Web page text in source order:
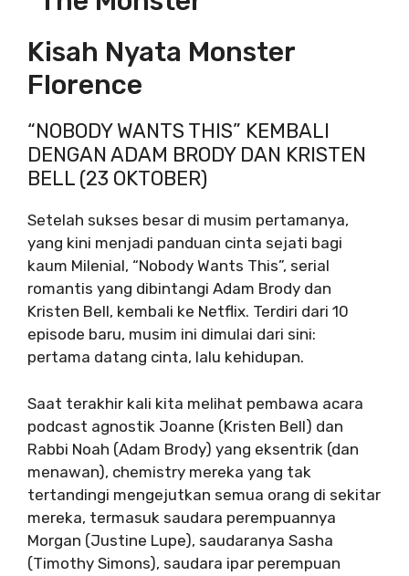
Kisah Nyata Monster
Florence
“NOBODY WANTS THIS” KEMBALI
DENGAN ADAM BRODY DAN KRISTEN
BELL (23 OKTOBER)
Setelah sukses besar di musim pertamanya,
yang kini menjadi panduan cinta sejati bagi
kaum Milenial, “Nobody Wants This”, serial
romantis yang dibintangi Adam Brody dan
Kristen Bell, kembali ke Netflix. Terdiri dari 10
episode baru, musim ini dimulai dari sini:
pertama datang cinta, lalu kehidupan.
Saat terakhir kali kita melihat pembawa acara
podcast agnostik Joanne (Kristen Bell) dan
Rabbi Noah (Adam Brody) yang eksentrik (dan
menawan), chemistry mereka yang tak
tertandingi mengejutkan semua orang di sekitar
mereka, termasuk saudara perempuannya
Morgan (Justine Lupe), saudaranya Sasha
(Timothy Simons), saudara ipar perempuan